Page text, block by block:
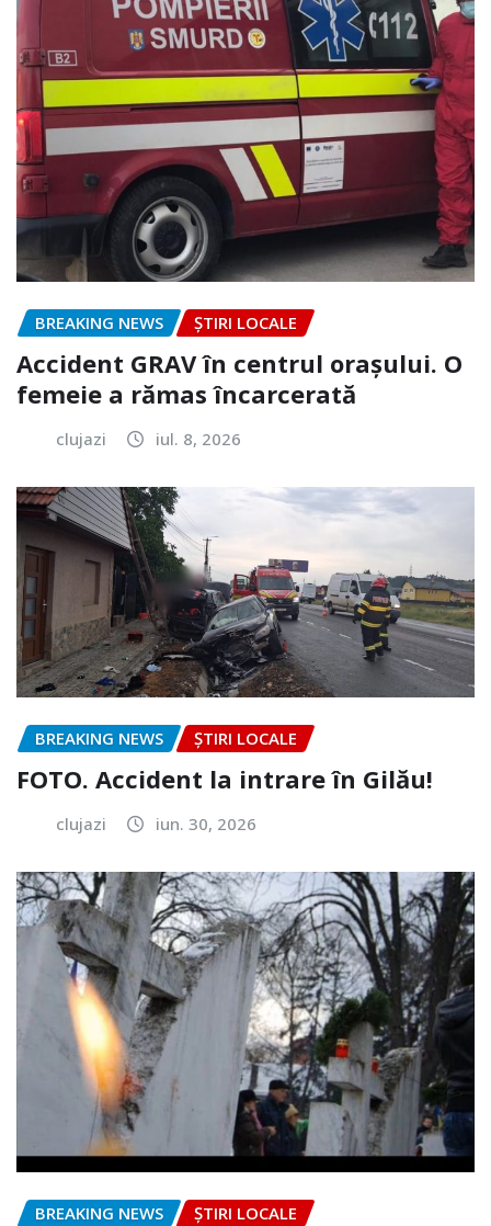
BREAKING NEWS ȘTIRI LOCALE
Accident GRAV în centrul orașului. O
femeie a rămas încarcerată
clujazi iul. 8, 2026
BREAKING NEWS ȘTIRI LOCALE
FOTO. Accident la intrare în Gilău!
clujazi iun. 30, 2026
BREAKING NEWS ȘTIRI LOCALE